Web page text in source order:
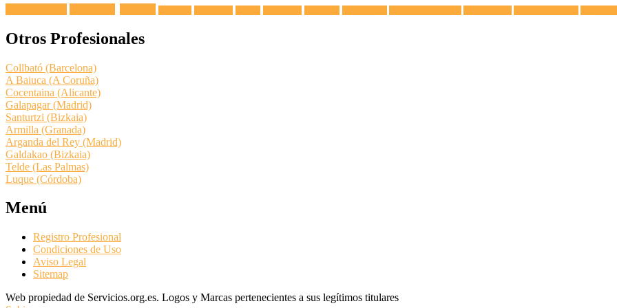
Otros Profesionales
Collbató (Barcelona)
A Baiuca (A Coruña)
Cocentaina (Alicante)
Galapagar (Madrid)
Santurtzi (Bizkaia)
Armilla (Granada)
Arganda del Rey (Madrid)
Galdakao (Bizkaia)
Telde (Las Palmas)
Luque (Córdoba)
Menú
Registro Profesional
Condiciones de Uso
Aviso Legal
Sitemap
Web propiedad de Servicios.org.es. Logos y Marcas pertenecientes a sus legítimos titulares